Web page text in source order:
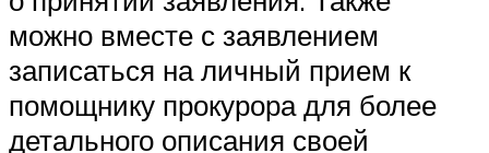
можно вместе с заявлением
записаться на личный прием к
помощнику прокурора для более
детального описания своей